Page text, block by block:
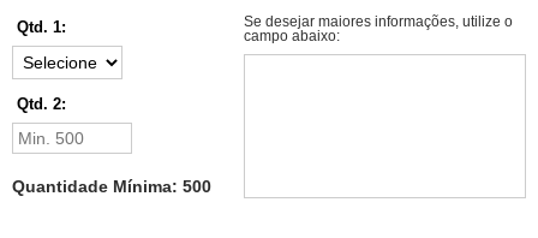
Qtd. 1:
Qtd. 2:
Quantidade Mínima: 500
Se desejar maiores informações, utilize o
campo abaixo: